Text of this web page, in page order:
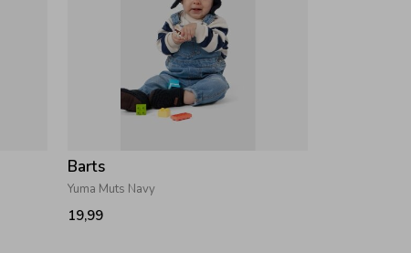
Barts
Yuma Muts Navy
19,99